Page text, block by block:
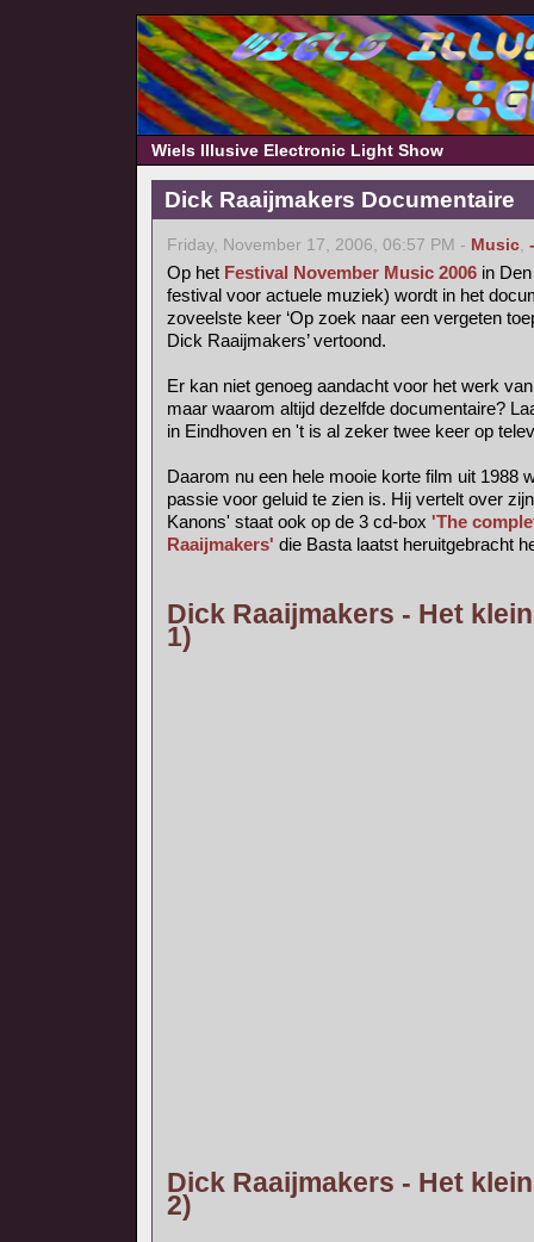
Wiels Illusive Electronic Light Show
Dick Raaijmakers Documentaire
Friday, November 17, 2006, 06:57 PM - Music,
Op het Festival November Music 2006 in
festival voor actuele muziek) wordt in het
zoveelste keer ‘Op zoek naar een vergeten
Dick Raaijmakers’ vertoond.
Er kan niet genoeg aandacht voor het werk
maar waarom altijd dezelfde documentaire?
in Eindhoven en 't is al zeker twee keer op
Daarom nu een hele mooie korte film uit 1988
passie voor geluid te zien is. Hij vertelt over
Kanons' staat ook op de 3 cd-box 'The
Raaijmakers' die Basta laatst heruitgebracht
Dick Raaijmakers - Het
1)
Dick Raaijmakers - Het
2)